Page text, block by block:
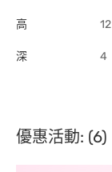
高 12
深 4
優惠活動: (6)